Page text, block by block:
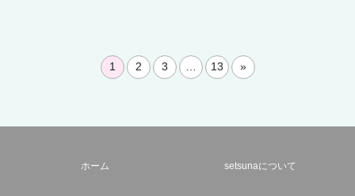
1 2 3 … 13 »
ホーム setsunaについて